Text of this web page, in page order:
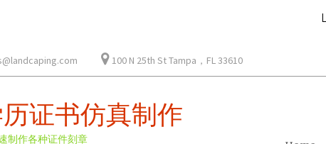
证书仿真制作
制作各种证件刻章
100 N 25th St Tampa，FL 33610